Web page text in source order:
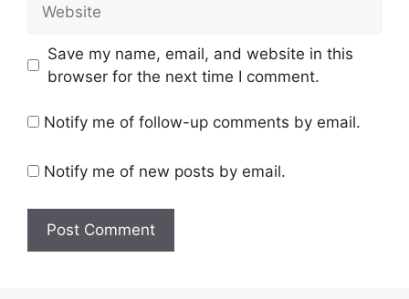
Save my name, email, and website in this
browser for the next time I comment.
Notify me of follow-up comments by email.
Notify me of new posts by email.